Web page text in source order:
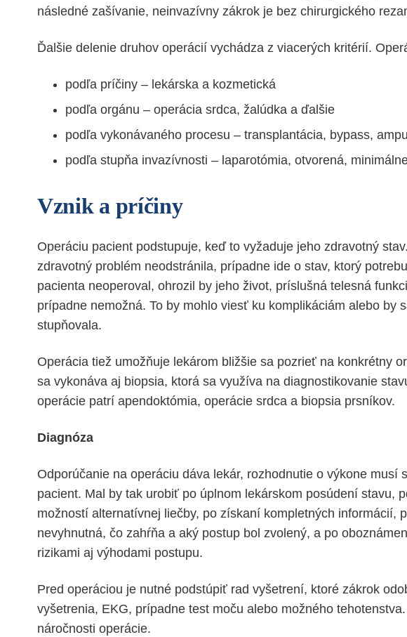
následné zašívanie, neinvazívny zákrok je bez chirurgického
Ďalšie delenie druhov operácií vychádza z viacerých kritérií.
podľa príčiny – lekárska a kozmetická
podľa orgánu – operácia srdca, žalúdka a ďalšie
podľa vykonávaného procesu – transplantácia, bypass,
podľa stupňa invazívnosti – laparotómia, otvorená,
Vznik a príčiny
Operáciu pacient podstupuje, keď to vyžaduje jeho zdravotný
zdravotný problém neodstránila, prípadne ide o stav, ktorý
pacienta neoperoval, ohrozil by jeho život, príslušná telesná
prípadne nemožná. To by mohlo viesť ku komplikáciám alebo by
stupňovala.
Operácia tiež umožňuje lekárom bližšie sa pozrieť na konkrétny
sa vykonáva aj biopsia, ktorá sa využíva na diagnostikovanie
operácie patrí apendoktómia, operácie srdca a biopsia prsníkov.
Diagnóza
Odporúčanie na operáciu dáva lekár, rozhodnutie o výkone musí
pacient. Mal by tak urobiť po úplnom lekárskom posúdení stavu,
možností alternatívnej liečby, po získaní kompletných informácií,
nevyhnutná, čo zahŕňa a aký postup bol zvolený, a po
rizikami aj výhodami postupu.
Pred operáciou je nutné podstúpiť rad vyšetrení, ktoré zákrok
vyšetrenia, EKG, prípadne test moču alebo možného
náročnosti operácie.